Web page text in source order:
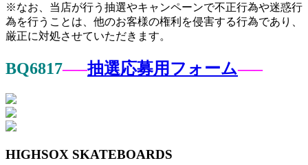
※なお、当店が行う抽選やキャンペーンで不正行為や迷惑行
為を行うことは、他のお客様の権利を侵害する行為であり、
厳正に対処させていただきます。
BQ6817—–抽選応募用フォーム—–
投
稿
ナ
HIGHSOX SKATEBOARDS